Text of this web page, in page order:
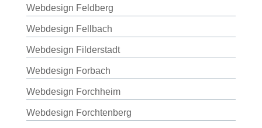
Webdesign Feldberg
Webdesign Fellbach
Webdesign Filderstadt
Webdesign Forbach
Webdesign Forchheim
Webdesign Forchtenberg